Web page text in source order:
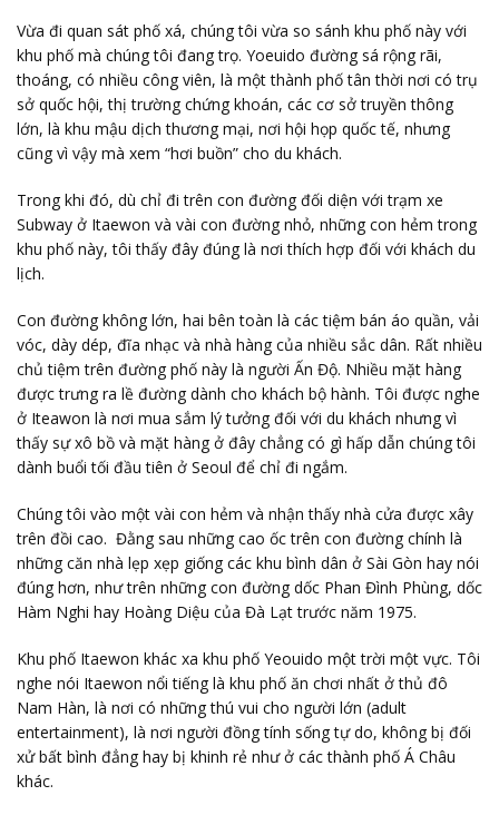
Vừa đi quan sát phố xá, chúng tôi vừa so sánh khu phố này với
khu phố mà chúng tôi đang trọ. Yoeuido đường sá rộng rãi,
thoáng, có nhiều công viên, là một thành phố tân thời nơi có trụ
sở quốc hội, thị trường chứng khoán, các cơ sở truyền thông
lớn, là khu mậu dịch thương mại, nơi hội họp quốc tế, nhưng
cũng vì vậy mà xem “hơi buồn” cho du khách.
Trong khi đó, dù chỉ đi trên con đường đối diện với trạm xe
Subway ở Itaewon và vài con đường nhỏ, những con hẻm trong
khu phố này, tôi thấy đây đúng là nơi thích hợp đối với khách du
lịch.
Con đường không lớn, hai bên toàn là các tiệm bán áo quần, vải
vóc, dày dép, đĩa nhạc và nhà hàng của nhiều sắc dân. Rất nhiều
chủ tiệm trên đường phố này là người Ấn Độ. Nhiều mặt hàng
được trưng ra lề đường dành cho khách bộ hành. Tôi được nghe
ở Iteawon là nơi mua sắm lý tưởng đối với du khách nhưng vì
thấy sự xô bồ và mặt hàng ở đây chẳng có gì hấp dẫn chúng tôi
dành buổi tối đầu tiên ở Seoul để chỉ đi ngắm.
Chúng tôi vào một vài con hẻm và nhận thấy nhà cửa được xây
trên đồi cao. Đằng sau những cao ốc trên con đường chính là
những căn nhà lẹp xẹp giống các khu bình dân ở Sài Gòn hay nói
đúng hơn, như trên những con đường dốc Phan Đình Phùng, dốc
Hàm Nghi hay Hoàng Diệu của Đà Lạt trước năm 1975.
Khu phố Itaewon khác xa khu phố Yeouido một trời một vực. Tôi
nghe nói Itaewon nổi tiếng là khu phố ăn chơi nhất ở thủ đô
Nam Hàn, là nơi có những thú vui cho người lớn (adult
entertainment), là nơi người đồng tính sống tự do, không bị đối
xử bất bình đẳng hay bị khinh rẻ như ở các thành phố Á Châu
khác.